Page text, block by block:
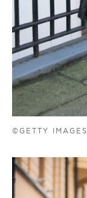
©GETTY IMAGES